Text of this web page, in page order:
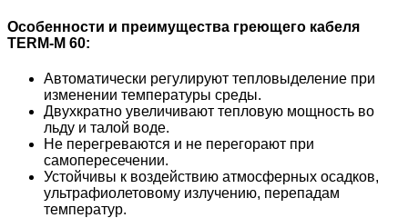
Особенности и преимущества греющего кабеля
TERM-М 60:
Автоматически регулируют тепловыделение при
изменении температуры среды.
Двухкратно увеличивают тепловую мощность во
льду и талой воде.
Не перегреваются и не перегорают при
самопересечении.
Устойчивы к воздействию атмосферных осадков,
ультрафиолетовому излучению, перепадам
температур.